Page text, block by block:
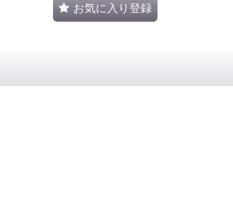
お気に入り登録